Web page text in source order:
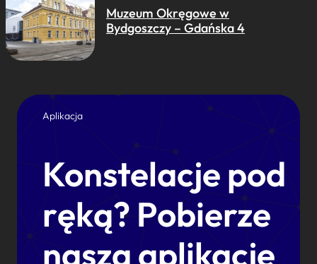
Muzeum Okręgowe w
Bydgoszczy – Gdańska 4
Aplikacja
Konstelacje pod
ręką? Pobierze
naszą aplikację